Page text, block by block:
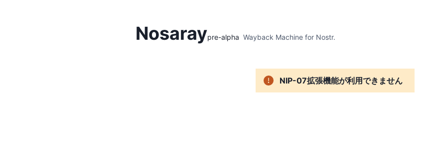
Nosaraypre-alpha Wayback Machine for Nostr.
NIP-07拡張機能が利用できません